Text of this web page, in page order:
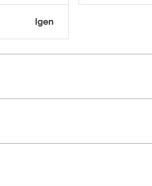
Igen